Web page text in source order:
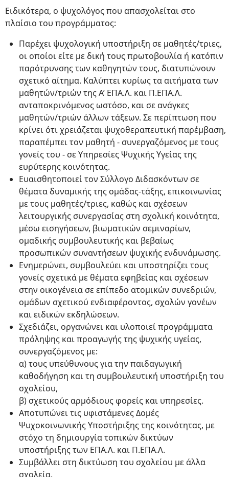
Ειδικότερα, ο ψυχολόγος που απασχολείται στο
πλαίσιο του προγράμματος:
Παρέχει ψυχολογική υποστήριξη σε μαθητές/τριες,
οι οποίοι είτε με δική τους πρωτοβουλία ή κατόπιν
παρότρυνσης των καθηγητών τους, διατυπώνουν
σχετικό αίτημα. Καλύπτει κυρίως τα αιτήματα των
μαθητών/τριών της Α’ ΕΠΑ.Λ. και Π.ΕΠΑ.Λ.
ανταποκρινόμενος ωστόσο, και σε ανάγκες
μαθητών/τριών άλλων τάξεων. Σε περίπτωση που
κρίνει ότι χρειάζεται ψυχοθεραπευτική παρέμβαση,
παραπέμπει τον μαθητή - συνεργαζόμενος με τους
γονείς του - σε Υπηρεσίες Ψυχικής Υγείας της
ευρύτερης κοινότητας.
Ευαισθητοποιεί τον Σύλλογο Διδασκόντων σε
θέματα δυναμικής της ομάδας-τάξης, επικοινωνίας
με τους μαθητές/τριες, καθώς και σχέσεων
λειτουργικής συνεργασίας στη σχολική κοινότητα,
μέσω εισηγήσεων, βιωματικών σεμιναρίων,
ομαδικής συμβουλευτικής και βεβαίως
προσωπικών συναντήσεων ψυχικής ενδυνάμωσης.
Ενημερώνει, συμβουλεύει και υποστηρίζει τους
γονείς σχετικά με θέματα εφηβείας και σχέσεων
στην οικογένεια σε επίπεδο ατομικών συνεδριών,
ομάδων σχετικού ενδιαφέροντος, σχολών γονέων
και ειδικών εκδηλώσεων.
Σχεδιάζει, οργανώνει και υλοποιεί προγράμματα
πρόληψης και προαγωγής της ψυχικής υγείας,
συνεργαζόμενος με:
α) τους υπεύθυνους για την παιδαγωγική
καθοδήγηση και τη συμβουλευτική υποστήριξη του
σχολείου,
β) σχετικούς αρμόδιους φορείς και υπηρεσίες.
Αποτυπώνει τις υφιστάμενες Δομές
Ψυχοκοινωνικής Υποστήριξης της κοινότητας, με
στόχο τη δημιουργία τοπικών δικτύων
υποστήριξης των ΕΠΑ.Λ. και Π.ΕΠΑ.Λ.
Συμβάλλει στη δικτύωση του σχολείου με άλλα
σχολεία.